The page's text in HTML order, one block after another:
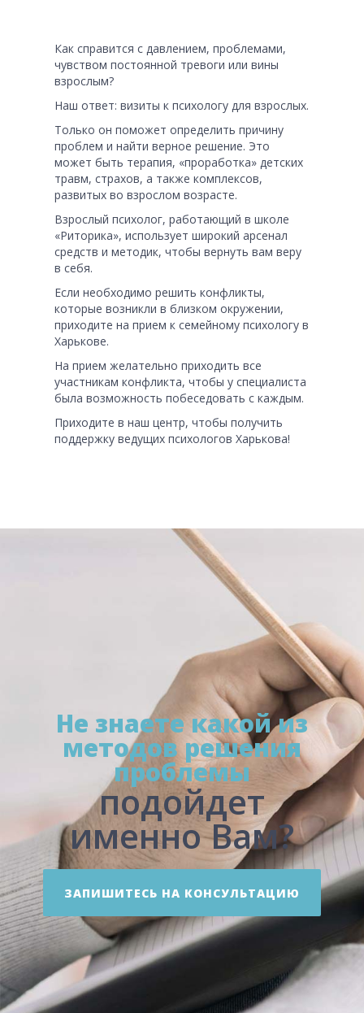
Как справится с давлением, проблемами,
чувством постоянной тревоги или вины
взрослым?
Наш ответ: визиты к психологу для взрослых.
Только он поможет определить причину
проблем и найти верное решение. Это
может быть терапия, «проработка» детских
травм, страхов, а также комплексов,
развитых во взрослом возрасте.
Взрослый психолог, работающий в школе
«Риторика», использует широкий арсенал
средств и методик, чтобы вернуть вам веру
в себя.
Если необходимо решить конфликты,
которые возникли в близком окружении,
приходите на прием к семейному психологу в
Харькове.
На прием желательно приходить все
участникам конфликта, чтобы у специалиста
была возможность побеседовать с каждым.
Приходите в наш центр, чтобы получить
поддержку ведущих психологов Харькова!
Не знаете какой из
методов решения
проблемы
подойдет
именно Вам?
ЗАПИШИТЕСЬ НА КОНСУЛЬТАЦИЮ